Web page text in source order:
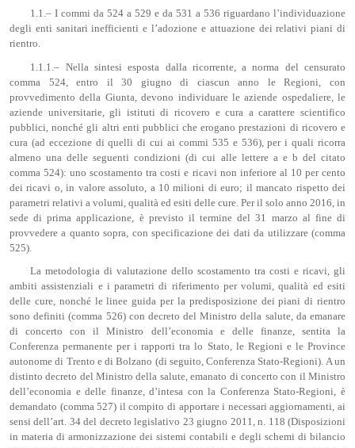
1.1.– I commi da 524 a 529 e da 531 a 536 riguardano l’individuazione
degli enti sanitari inefficienti e l’adozione e attuazione dei relativi piani di
rientro.
1.1.1.– Nella sintesi esposta dalla ricorrente, a norma del censurato
comma 524, entro il 30 giugno di ciascun anno le Regioni, con
provvedimento della Giunta, devono individuare le aziende ospedaliere, le
aziende universitarie, gli istituti di ricovero e cura a carattere scientifico
pubblici, nonché gli altri enti pubblici che erogano prestazioni di ricovero e
cura (ad eccezione di quelli di cui ai commi 535 e 536), per i quali ricorra
almeno una delle seguenti condizioni (di cui alle lettere a e b del citato
comma 524): uno scostamento tra costi e ricavi non inferiore al 10 per cento
dei ricavi o, in valore assoluto, a 10 milioni di euro; il mancato rispetto dei
parametri relativi a volumi, qualità ed esiti delle cure. Per il solo anno 2016, in
sede di prima applicazione, è previsto il termine del 31 marzo al fine di
provvedere a quanto sopra, con specificazione dei dati da utilizzare (comma
525).
La metodologia di valutazione dello scostamento tra costi e ricavi, gli
ambiti assistenziali e i parametri di riferimento per volumi, qualità ed esiti
delle cure, nonché le linee guida per la predisposizione dei piani di rientro
sono definiti (comma 526) con decreto del Ministro della salute, da emanare
di concerto con il Ministro dell’economia e delle finanze, sentita la
Conferenza permanente per i rapporti tra lo Stato, le Regioni e le Province
autonome di Trento e di Bolzano (di seguito, Conferenza Stato-Regioni). A un
distinto decreto del Ministro della salute, emanato di concerto con il Ministro
dell’economia e delle finanze, d’intesa con la Conferenza Stato-Regioni, è
demandato (comma 527) il compito di apportare i necessari aggiornamenti, ai
sensi dell’art. 34 del decreto legislativo 23 giugno 2011, n. 118 (Disposizioni
in materia di armonizzazione dei sistemi contabili e degli schemi di bilancio